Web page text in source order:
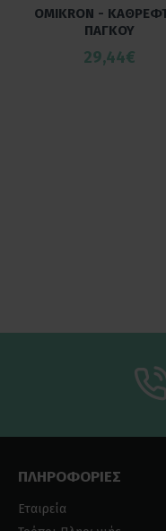
OMIKRON -
ΠΑΓΚΟΥ
29,44€
ΠΛΗΡΟΦΟΡΙΕΣ
Εταιρεία